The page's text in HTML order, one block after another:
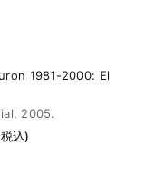
1981-2000: El
2005.
込)